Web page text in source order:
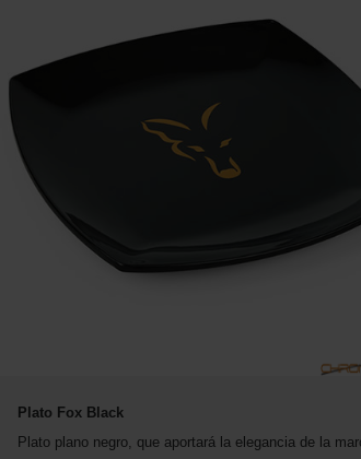
Plato Fox Black
Plato plano negro, que aportará la elegancia de la